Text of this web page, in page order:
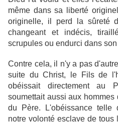
même dans sa liberté
originelle, il perd la sûreté
changeant et indécis,
scrupules ou endurci dans
Contre cela, il n'y a pas
suite du Christ, le Fils de
obéissait directement au
soumettait aussi aux
du Père. L'obéissance
notre volonté esclave de